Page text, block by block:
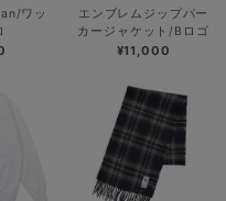
ワッ
エンブレムジップパー
カージャケット/Bロゴ
¥11,000